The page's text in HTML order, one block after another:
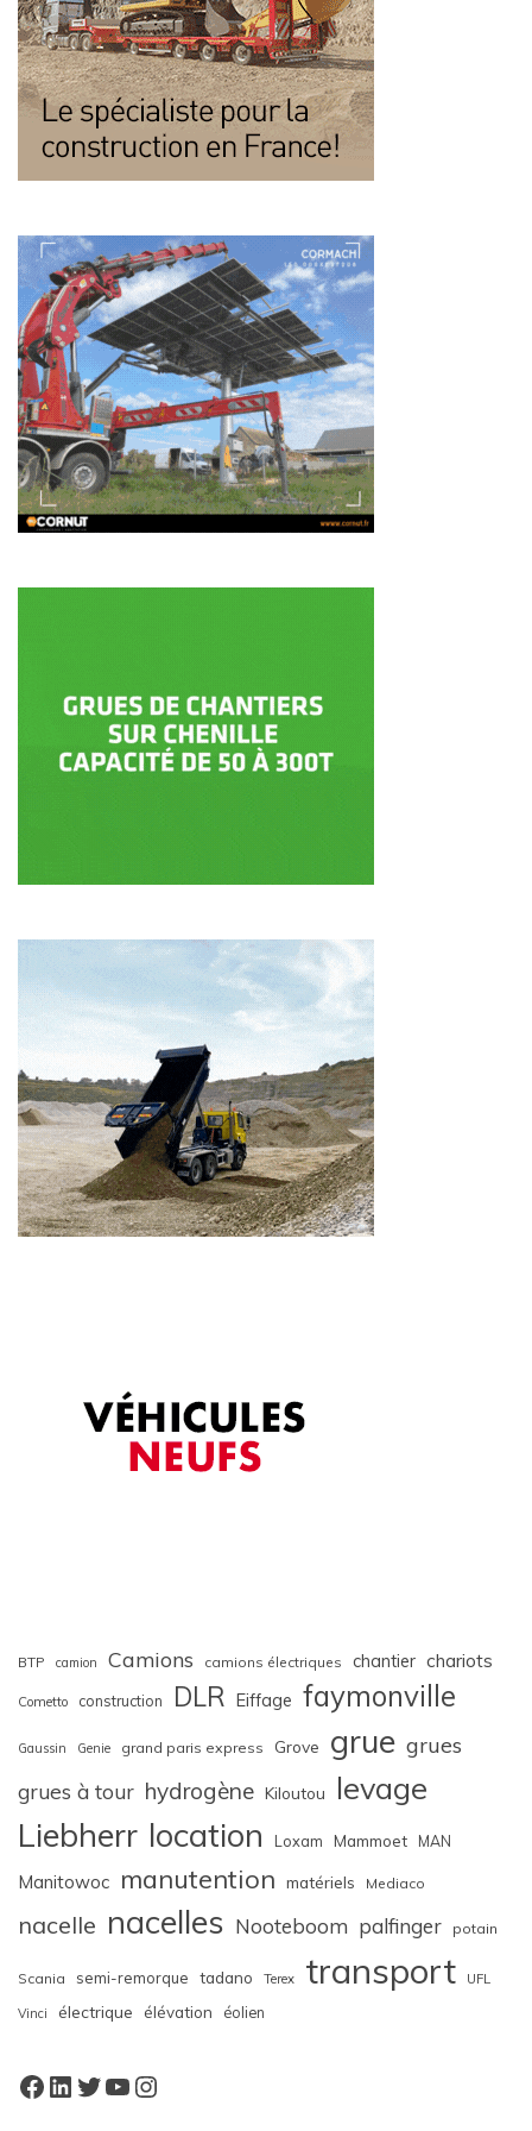
BTP camion Camions camions électriques chantier chariots
Cometto construction DLR Eiffage faymonville
Gaussin Genie grand paris express Grove grue grues
grues à tour hydrogène Kiloutou levage
Liebherr location Loxam Mammoet MAN
Manitowoc manutention matériels Mediaco
nacelle nacelles Nooteboom palfinger potain
Scania semi-remorque tadano Terex transport UFL
Vinci électrique élévation éolien
Facebook
LinkedIn
Twitter
YouTube
Instagram